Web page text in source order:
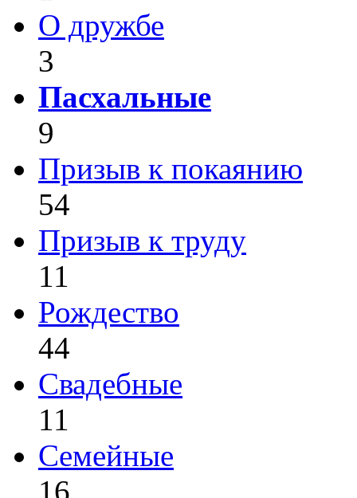
О дружбе
3
Пасхальные
9
Призыв к покаянию
54
Призыв к труду
11
Рождество
44
Свадебные
11
Семейные
16